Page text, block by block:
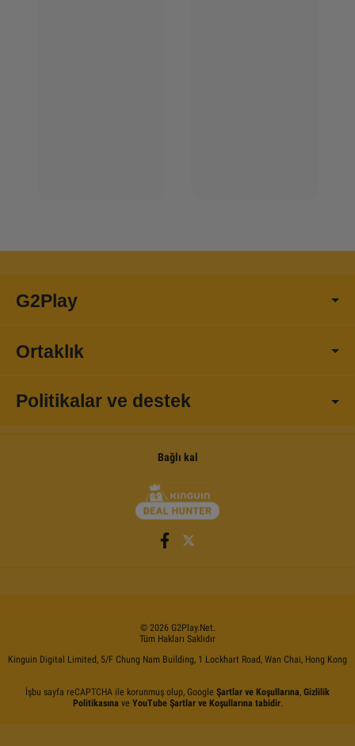
G2Play
Ortaklık
Politikalar ve destek
Bağlı kal
© 2026 G2Play.net.
Tüm Hakları Saklıdır
Kinguin Digital Limited, 5/F Chung Nam Building, 1 Lockhart Road, Wan Chai, Hong Kong
İşbu sayfa reCAPTCHA ile korunmuş olup, Google Şartlar ve Koşullarına, Gizlilik
Politikasına ve YouTube Şartlar ve Koşullarına tabidir.